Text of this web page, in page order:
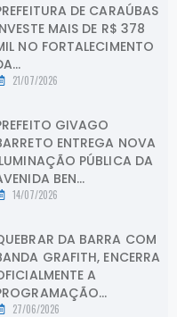
DE CARAÚBAS
MAIS DE R$ 378
NO FORTALECIMENTO
21/07/2026
GIVAGO
ENTREGA NOVA
PÚBLICA DA
BEN...
14/07/2026
DA BARRA COM
GRAFITH, ENCERRA
A
27/06/2026